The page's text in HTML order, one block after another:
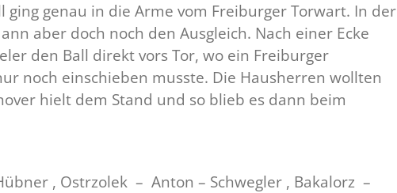
ging genau in die Arme vom Freiburger Torwart. In der
aber doch noch den Ausgleich. Nach einer Ecke
den Ball direkt vors Tor, wo ein Freiburger
noch einschieben musste. Die Hausherren wollten
hielt dem Stand und so blieb es dann beim
, Ostrzolek – Anton – Schwegler , Bakalorz –